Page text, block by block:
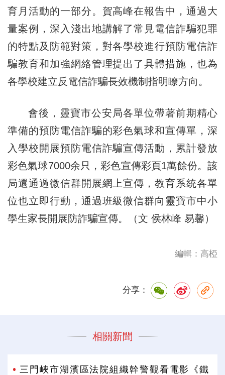
育月活動的一部分。賀高峰在報告中，通過大
量案例，深入淺出地講解了常見電信詐騙犯罪
的特點及防範對策，對各學校進行預防電信詐
騙教育和加強網絡管理提出了具體措施，也為
各學校建立反電信詐騙長效機制指明瞭方向。
會後，靈寶市公安局各單位帶著前期精心
準備的預防電信詐騙的彩色氣球和宣傳單，深
入學校開展預防電信詐騙宣傳活動，累計發放
彩色氣球7000余只，彩色宣傳彩頁1萬餘份。該
局還通過微信群開展網上宣傳，教育系統各單
位也立即行動，通過班級微信群向靈寶市中小
學生家長開展防詐騙宣傳。（文 侯林峰 易馨）
編輯：高椏
分享：
相關新聞
三門峽市湖濱區法院組織幹警觀看電影《鐵